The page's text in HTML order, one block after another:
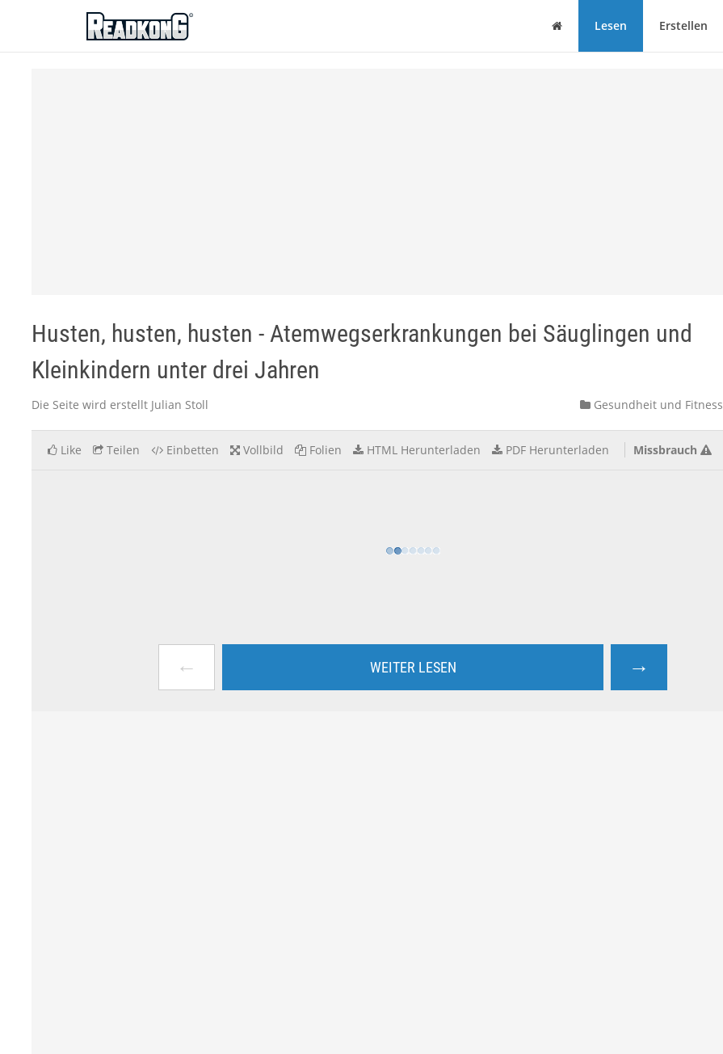
ReadkonG
Haus Lesen Erstellen
Husten, husten, husten - Atemwegserkrankungen bei Säuglingen und
Kleinkindern unter drei Jahren
Die Seite wird erstellt Julian Stoll Gesundheit und Fitness
Like Teilen Einbetten Vollbild Folien HTML Herunterladen PDF Herunterladen Missbrauch
← WEITER LESEN →